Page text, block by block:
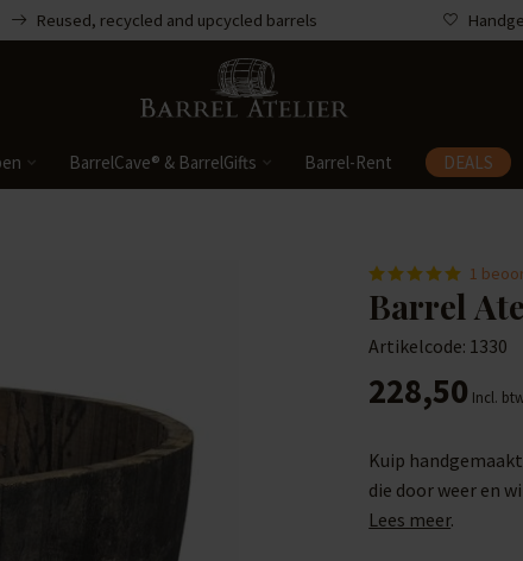
Reused, recycled and upcycled barrels
BarrelCave® & BarrelGifts Barrel-Rent DEALS
1
Barrel
Artikelcode: 1330
228,50 Incl.
Kuip
die door weer en
Lees meer.